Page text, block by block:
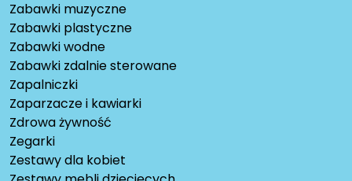
Zabawki muzyczne
Zabawki plastyczne
Zabawki wodne
Zabawki zdalnie sterowane
Zapalniczki
Zaparzacze i kawiarki
Zdrowa żywność
Zegarki
Zestawy dla kobiet